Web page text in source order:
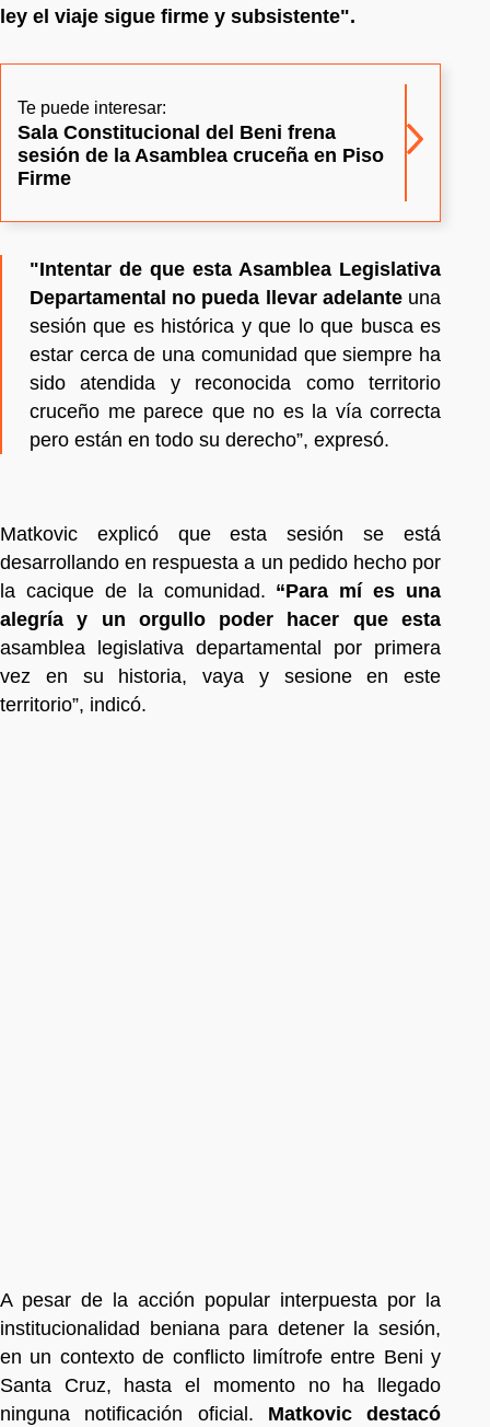
ley el viaje sigue firme y subsistente".
Te puede interesar:
Sala Constitucional del Beni frena
sesión de la Asamblea cruceña en Piso
Firme
"Intentar de que esta Asamblea Legislativa
Departamental no pueda llevar adelante una
sesión que es histórica y que lo que busca es
estar cerca de una comunidad que siempre ha
sido atendida y reconocida como territorio
cruceño me parece que no es la vía correcta
pero están en todo su derecho”, expresó.
Matkovic explicó que esta sesión se está
desarrollando en respuesta a un pedido hecho por
la cacique de la comunidad. “Para mí es una
alegría y un orgullo poder hacer que esta
asamblea legislativa departamental por primera
vez en su historia, vaya y sesione en este
territorio”, indicó.
A pesar de la acción popular interpuesta por la
institucionalidad beniana para detener la sesión,
en un contexto de conflicto limítrofe entre Beni y
Santa Cruz, hasta el momento no ha llegado
ninguna notificación oficial. Matkovic destacó